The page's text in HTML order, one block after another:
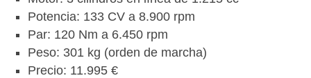
Potencia: 133 CV a 8.900 rpm
Par: 120 Nm a 6.450 rpm
Peso: 301 kg (orden de marcha)
Precio: 11.995 €